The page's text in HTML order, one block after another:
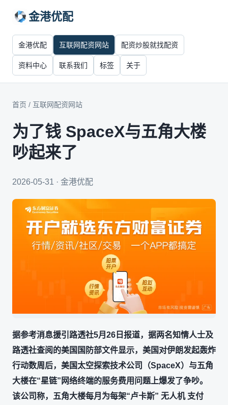
金港优配
金港优配 互联网配资网站 配资炒股就找配资
资料中心 联系我们 标签 关于
首页 / 互联网配资网站
为了钱 SpaceX与五角大楼
吵起来了
2026-05-31 · 金港优配
据参考消息援引路透社5月26日报道，据两名知情人士及
路透社查阅的美国国防部文件显示，美国对伊朗发起轰炸
行动数周后，美国太空探索技术公司（SpaceX）与五角
大楼在“星链”网络终端的服务费用问题上爆发了争吵。
该公司称，五角大楼每月为每架“卢卡斯” 无人机 支付